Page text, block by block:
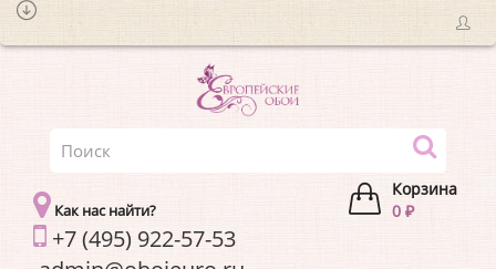
Корзина
0 ₽
Как нас найти?
+7 (495) 922-57-53